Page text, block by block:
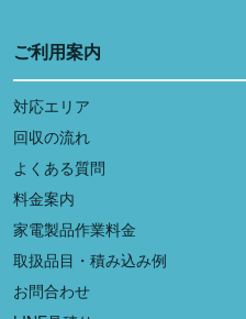
ご利用案内
対応エリア
回収の流れ
よくある質問
料金案内
家電製品作業料金
取扱品目・積み込み例
お問合わせ